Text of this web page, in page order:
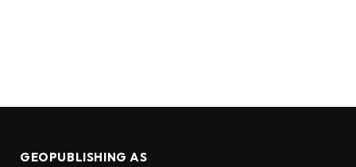
GEOPUBLISHING AS